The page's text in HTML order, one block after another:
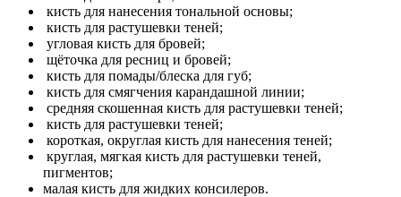
кисть для нанесения тональной основы;
кисть для растушевки теней;
угловая кисть для бровей;
щёточка для ресниц и бровей;
кисть для помады/блеска для губ;
кисть для смягчения карандашной линии;
средняя скошенная кисть для растушевки теней;
кисть для растушевки теней;
короткая, округлая кисть для нанесения теней;
круглая, мягкая кисть для растушевки теней,
пигментов;
малая кисть для жидких консилеров.